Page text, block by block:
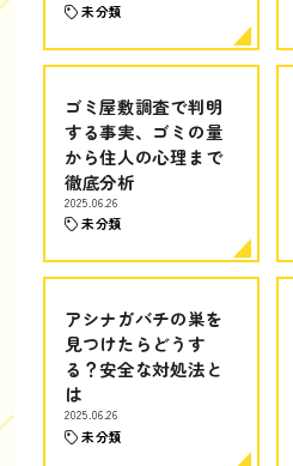
未分類
ゴミ屋敷調査で判明
する事実、ゴミの量
から住人の心理まで
徹底分析
2025.06.26
未分類
アシナガバチの巣を
見つけたらどうす
る？安全な対処法と
は
2025.06.26
未分類